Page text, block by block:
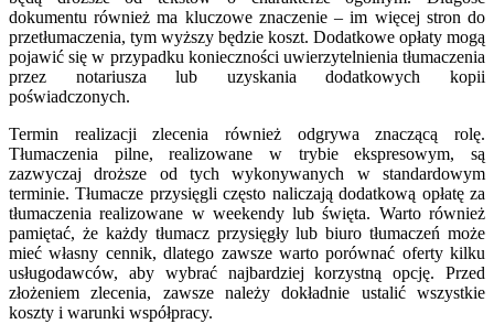
dokumentu również ma kluczowe znaczenie – im więcej stron do
przetłumaczenia, tym wyższy będzie koszt. Dodatkowe opłaty mogą
pojawić się w przypadku konieczności uwierzytelnienia tłumaczenia
przez notariusza lub uzyskania dodatkowych kopii
poświadczonych.
Termin realizacji zlecenia również odgrywa znaczącą rolę.
Tłumaczenia pilne, realizowane w trybie ekspresowym, są
zazwyczaj droższe od tych wykonywanych w standardowym
terminie. Tłumacze przysięgli często naliczają dodatkową opłatę za
tłumaczenia realizowane w weekendy lub święta. Warto również
pamiętać, że każdy tłumacz przysięgły lub biuro tłumaczeń może
mieć własny cennik, dlatego zawsze warto porównać oferty kilku
usługodawców, aby wybrać najbardziej korzystną opcję. Przed
złożeniem zlecenia, zawsze należy dokładnie ustalić wszystkie
koszty i warunki współpracy.